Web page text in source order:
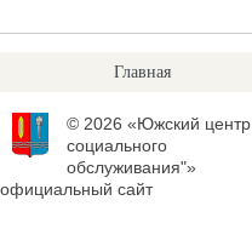
Главная
© 2026 «Южский центр
социального
обслуживания"»
официальный сайт